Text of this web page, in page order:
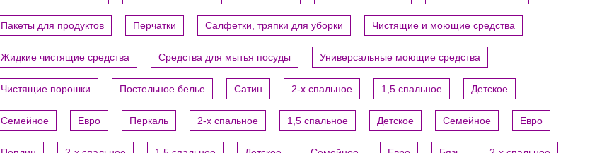
Пакеты для продуктов Перчатки Салфетки, тряпки для уборки Чистящие и моющие средства
Жидкие чистящие средства Средства для мытья посуды Универсальные моющие средства
Чистящие порошки Постельное белье Сатин 2-х спальное 1,5 спальное Детское
Семейное Евро Перкаль 2-х спальное 1,5 спальное Детское Семейное Евро